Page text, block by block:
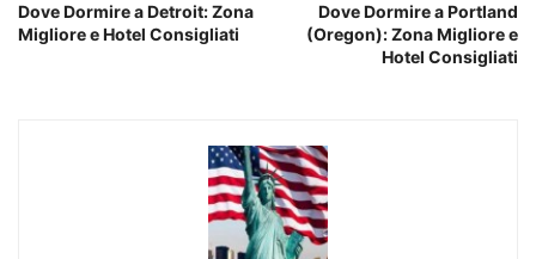
Dove Dormire a Detroit: Zona
Migliore e Hotel Consigliati
Dove Dormire a Portland
(Oregon): Zona Migliore e
Hotel Consigliati